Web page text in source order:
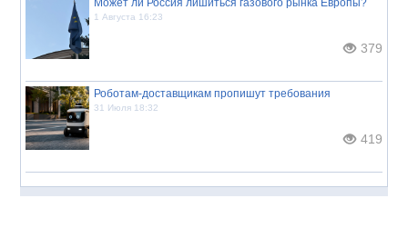
1 Августа 16:23
379
Роботам-доставщикам пропишут требования
31 Июля 18:32
419